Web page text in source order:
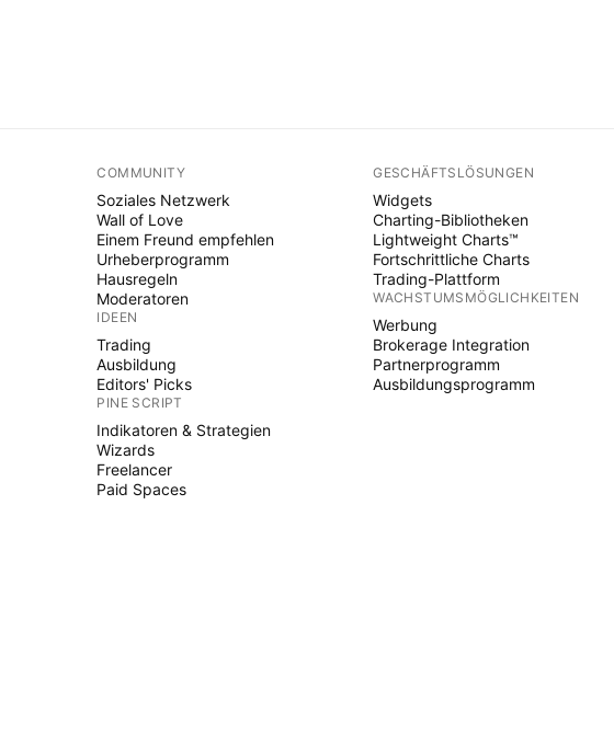
COMMUNITY
Soziales Netzwerk
Wall of Love
Einem Freund empfehlen
Urheberprogramm
Hausregeln
Moderatoren
IDEEN
Trading
Ausbildung
Editors' Picks
PINE SCRIPT
Indikatoren & Strategien
Wizards
Freelancer
Paid Spaces
GESCHÄFTSLÖSUNGEN
Widgets
Charting-Bibliotheken
Lightweight Charts™
Fortschrittliche Charts
Trading-Plattform
WACHSTUMSMÖGLICHKEITEN
Werbung
Brokerage Integration
Partnerprogramm
Ausbildungsprogramm